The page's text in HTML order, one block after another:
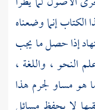
إنما وضعناه
إذا حصل ما يجب
النحو ، واللغة ،
هو مساو لجرم هذا